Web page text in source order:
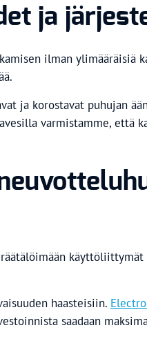
ja
ilman ylimääräisiä
ja korostavat puhujan
varmistamme, että
haasteisiin.
saadaan